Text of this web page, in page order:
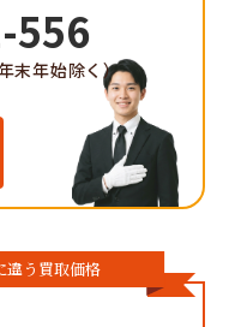
556
末年始除く）
違う買取価格